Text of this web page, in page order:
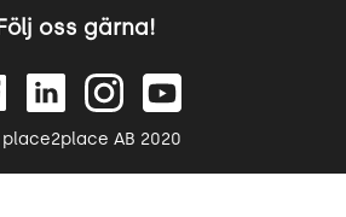
oss gärna!
place2place AB 2020